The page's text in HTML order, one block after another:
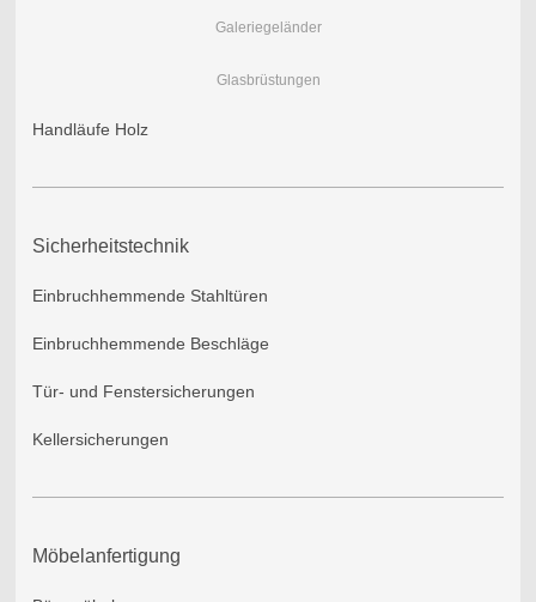
Galeriegeländer
Glasbrüstungen
Handläufe Holz
Sicherheitstechnik
Einbruchhemmende Stahltüren
Einbruchhemmende Beschläge
Tür- und Fenstersicherungen
Kellersicherungen
Möbelanfertigung